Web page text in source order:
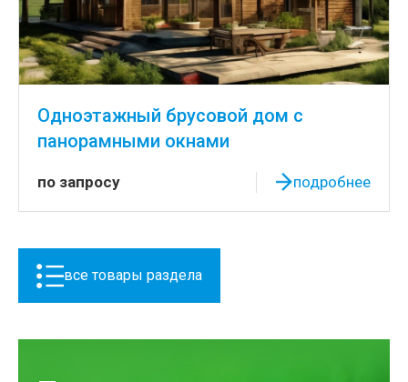
Одноэтажный брусовой дом с
панорамными окнами
по запросу подробнее
все товары раздела